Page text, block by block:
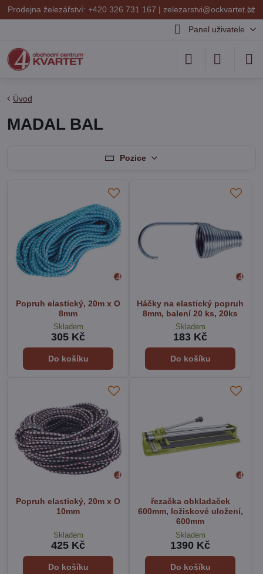
✕
Prodejna železářství: +420 326 731 167 | zelezarstvi@ockvartet.cz
Panel uživatele
Úvod
MADAL BAL
Pozice
Popruh elastický, 20m x O
8mm
Skladem
305 Kč
Do košíku
Háčky na elastický popruh
8mm, balení 20 ks, 20ks
Skladem
183 Kč
Do košíku
Popruh elastický, 20m x O
10mm
Skladem
425 Kč
Do košíku
řezačka obkladaček
600mm, ložiskové uložení,
600mm
Skladem
1390 Kč
Do košíku